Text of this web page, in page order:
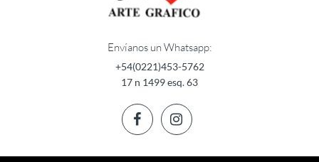
Envíanos un Whatsapp:
+54(0221)453-5762
17 n 1499 esq. 63